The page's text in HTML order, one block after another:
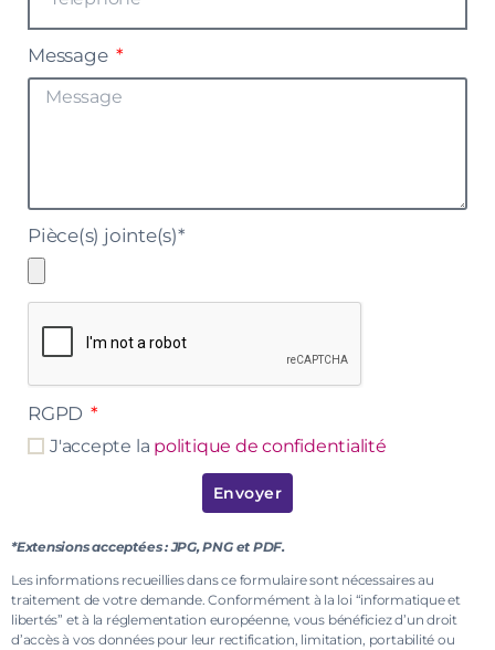
Message
Pièce(s) jointe(s)*
RGPD
J'accepte la politique de confidentialité
Envoyer
*Extensions acceptées : JPG, PNG et PDF.
Les informations recueillies dans ce formulaire sont nécessaires au
traitement de votre demande. Conformément à la loi “informatique et
libertés” et à la réglementation européenne, vous bénéficiez d’un droit
d’accès à vos données pour leur rectification, limitation, portabilité ou